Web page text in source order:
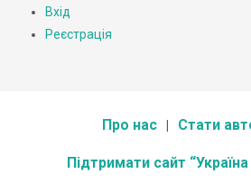
Вхід
Реєстрація
Про нас Стати
Підтримати сайт “Україна